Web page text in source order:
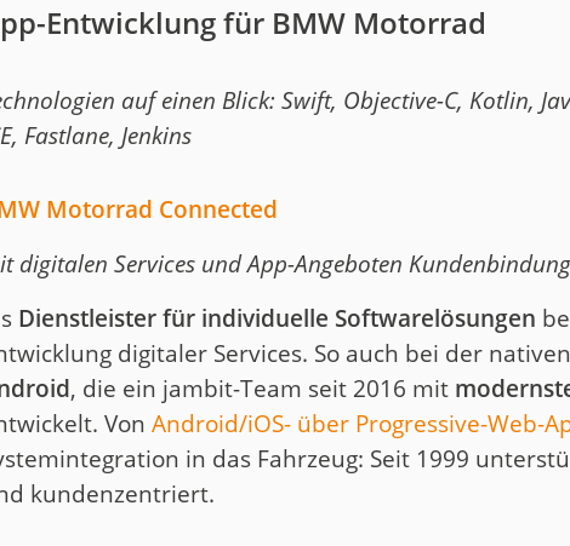
Entwicklung für BMW Motorrad
auf einen Blick: Swift, Objective-C, Kotlin,
Fastlane, Jenkins
Motorrad Connected
digitalen Services und App-Angeboten
Dienstleister für individuelle Softwarelösungen
digitaler Services. So auch bei der
, die ein jambit-Team seit 2016 mit
Von Android/iOS- über Progressive-Web-
in das Fahrzeug: Seit 1999
kundenzentriert.